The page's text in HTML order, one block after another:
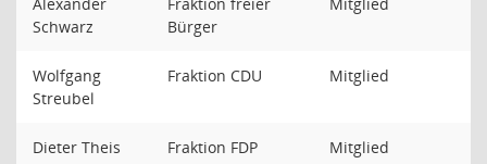
Schwarz
Bürger
Wolfgang
Streubel
Fraktion CDU Mitglied
Dieter Theis Fraktion FDP Mitglied